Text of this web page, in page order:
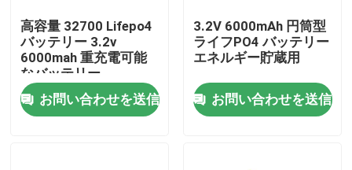
ホーム
高容量 32700 Lifepo4
バッテリー 3.2v
6000mah 重充電可能
なバッテリー
お問い合わせを送信
3.2V 6000mAh 円筒型
ライフPO4 バッテリー
エネルギー貯蔵用
お問い合わせを送信